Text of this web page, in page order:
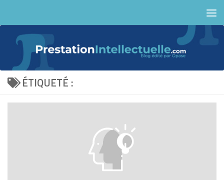
ÉTIQUETÉ :